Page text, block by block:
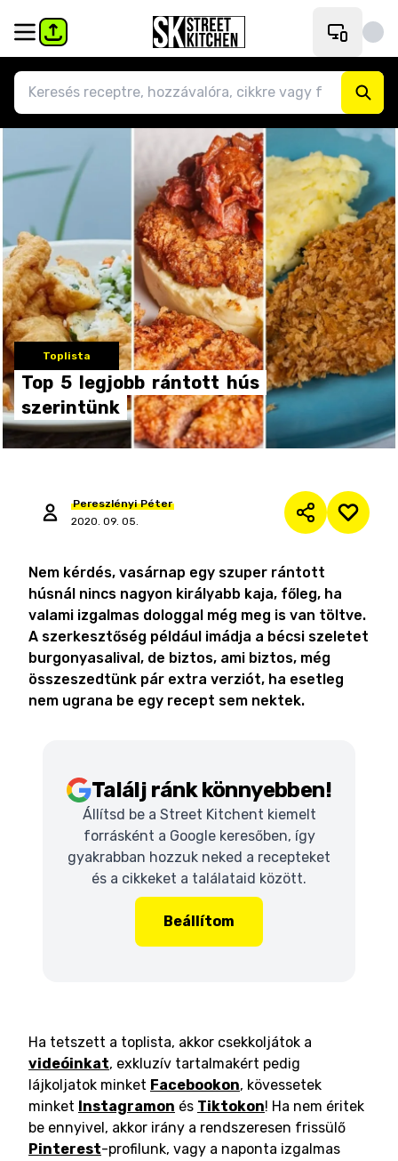
Toplista
Top 5 legjobb rántott hús
szerintünk
Pereszlényi Péter
2020. 09. 05.
Nem kérdés, vasárnap egy szuper rántott
húsnál nincs nagyon királyabb kaja, főleg, ha
valami izgalmas dologgal még meg is van töltve.
A szerkesztőség például imádja a bécsi szeletet
burgonyasalival, de biztos, ami biztos, még
összeszedtünk pár extra verziót, ha esetleg
nem ugrana be egy recept sem nektek.
Találj ránk könnyebben!
Állítsd be a Street Kitchent kiemelt
forrásként a Google keresőben, így
gyakrabban hozzuk neked a recepteket
és a cikkeket a találataid között.
Beállítom
Ha tetszett a toplista, akkor csekkoljátok a
videóinkat, exkluzív tartalmakért pedig
lájkoljatok minket Facebookon, kövessetek
minket Instagramon és Tiktokon! Ha nem éritek
be ennyivel, akkor irány a rendszeresen frissülő
Pinterest-profilunk, vagy a naponta izgalmas